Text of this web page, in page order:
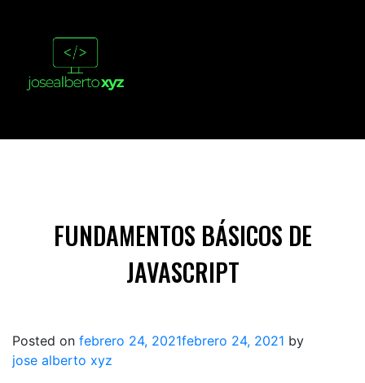
FUNDAMENTOS BÁSICOS DE
JAVASCRIPT
Posted on febrero 24, 2021febrero 24, 2021 by
jose alberto xyz